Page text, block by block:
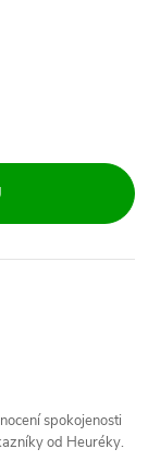
spokojenosti
od Heuréky.